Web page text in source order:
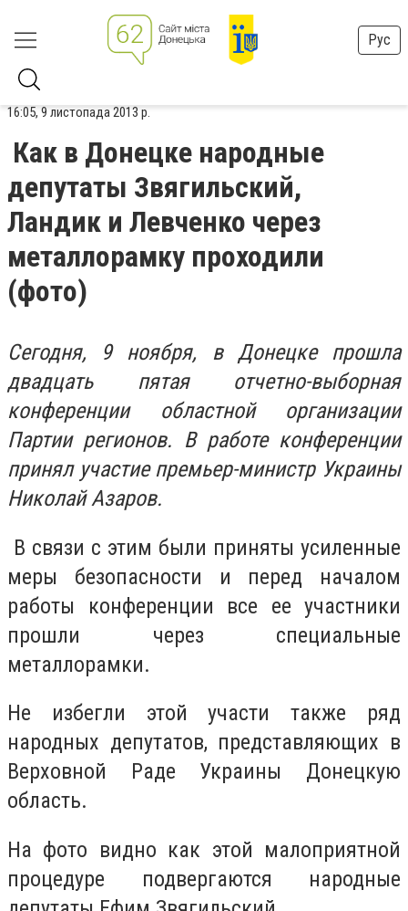
Рус
16:05, 9 листопада 2013 р.
Как в Донецке народные
депутаты Звягильский,
Ландик и Левченко через
металлорамку проходили
(фото)
Сегодня, 9 ноября, в Донецке прошла
двадцать пятая отчетно-выборная
конференции областной организации
Партии регионов. В работе конференции
принял участие премьер-министр Украины
Николай Азаров.
В связи с этим были приняты усиленные
меры безопасности и перед началом
работы конференции все ее участники
прошли через специальные
металлорамки.
Не избегли этой участи также ряд
народных депутатов, представляющих в
Верховной Раде Украины Донецкую
область.
На фото видно как этой малоприятной
процедуре подвергаются народные